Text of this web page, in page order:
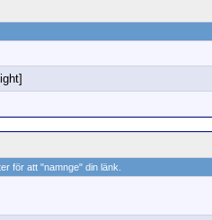
för att "namnge" din länk.